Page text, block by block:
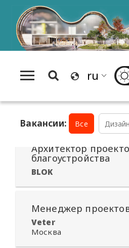
Вакансии: Все
Москва
Ведущий дизайнер
Дизайнер
Audio Video Dizainas
Архитектор
благоустройства
BLOK
Менеджер
Veter
Москва